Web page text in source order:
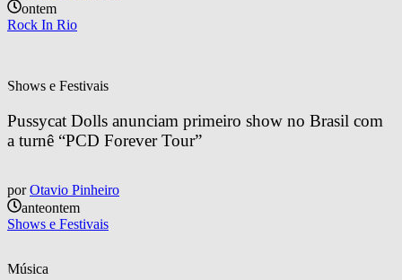
ontem
Rock In Rio
Shows e Festivais
Pussycat Dolls anunciam primeiro show no Brasil com
a turnê “PCD Forever Tour”
por Otavio Pinheiro
anteontem
Shows e Festivais
Música